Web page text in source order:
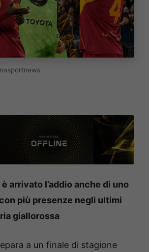
arrivato l’addio anche di uno
più presenze negli ultimi
giallorossa
a un finale di stagione